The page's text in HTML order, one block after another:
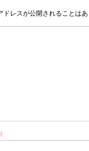
ドレスが公開されることはあ